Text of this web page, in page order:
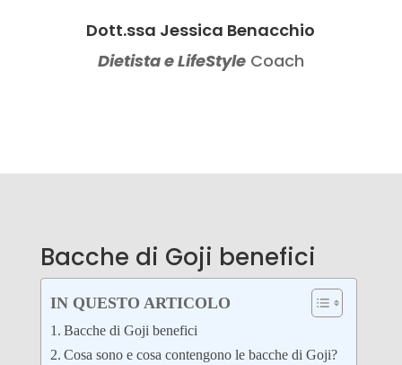
Dott.ssa Jessica Benacchio
Dietista e LifeStyleCoach
Bacche di Goji benefici
IN QUESTO ARTICOLO
Bacche di Goji benefici
Cosa sono e cosa contengono le bacche di Goji?